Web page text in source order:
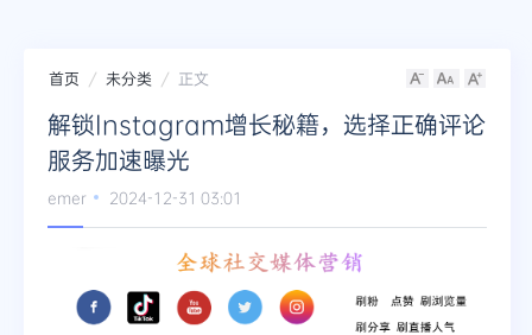
首页 未分类 正文
解锁Instagram增长秘籍，选择正确评论
服务加速曝光
emer 2024-12-31 03:01